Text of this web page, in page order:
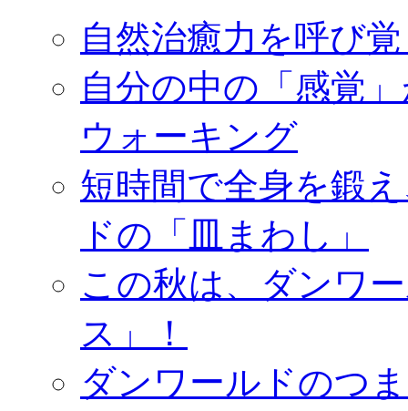
自然治癒力を呼び
自分の中の「感覚
ウォーキング
短時間で全身を鍛
ドの「皿まわし」
この秋は、ダンワ
ス」！
ダンワールドのつ